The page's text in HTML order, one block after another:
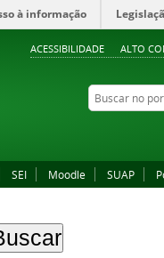
ACESSIBILIDADE ALTO
à informação
Buscar no portal
SEI Moodle SUAP